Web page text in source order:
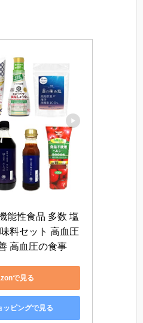
能性食品 多数 塩
料セット 高血圧
高血圧の食事
で見る
ッピングで見る